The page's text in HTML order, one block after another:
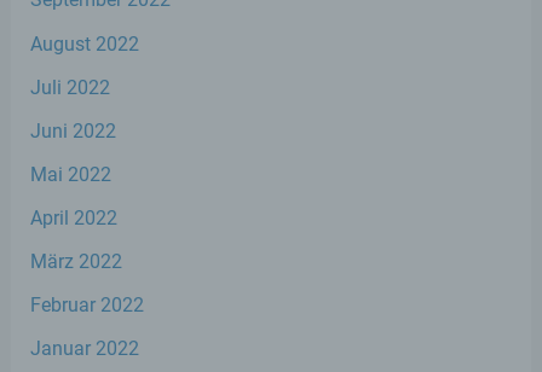
August 2022
Juli 2022
Juni 2022
Mai 2022
April 2022
März 2022
Februar 2022
Januar 2022
c) Verarbeitung
Zusammenhang mit personenbezogenen
Auslesen, das Abfragen, die Verwendung,
die Offenlegung durch Übermittlung,
Verbreitung oder eine andere Form der
Bereitstellung, den Abgleich oder die
Verknüpfung, die Einschränkung, das
Löschen oder die Vernichtung.